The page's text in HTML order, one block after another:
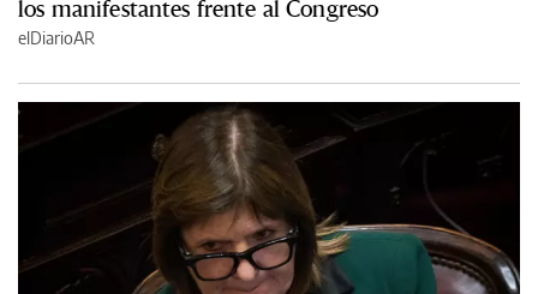
los manifestantes frente al Congreso
elDiarioAR